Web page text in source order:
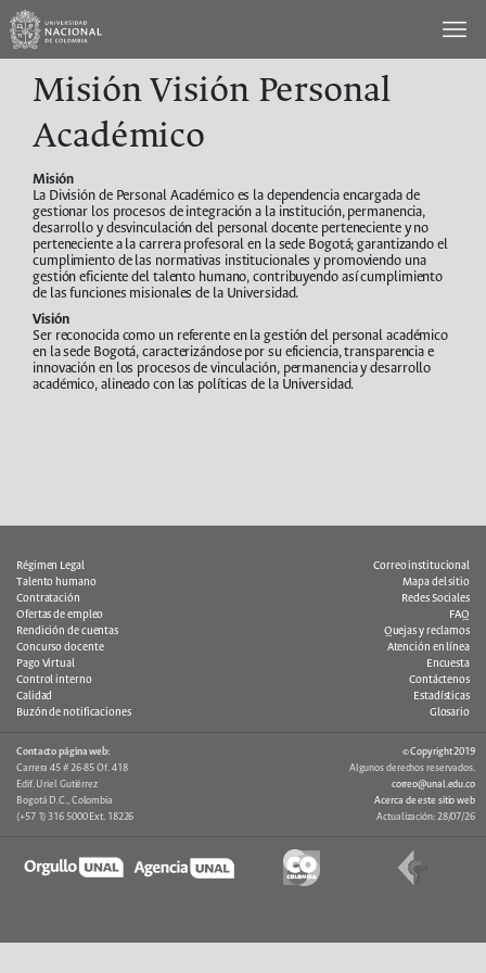
Saltar
contenido
Misión Visión Personal
Académico
Misión
La División de Personal Académico es la dependencia encargada de
gestionar los procesos de integración a la institución, permanencia,
desarrollo y desvinculación del personal docente perteneciente y no
perteneciente a la carrera profesoral en la sede Bogotá; garantizando el
cumplimiento de las normativas institucionales y promoviendo una
gestión eficiente del talento humano, contribuyendo así cumplimiento
de las funciones misionales de la Universidad.
Visión
Ser reconocida como un referente en la gestión del personal académico
en la sede Bogotá, caracterizándose por su eficiencia, transparencia e
innovación en los procesos de vinculación, permanencia y desarrollo
académico, alineado con las políticas de la Universidad.
Régimen Legal
Talento humano
Contratación
Ofertas de empleo
Rendición de cuentas
Concurso docente
Pago Virtual
Control interno
Calidad
Buzón de notificaciones
Correo institucional
Mapa del sitio
Redes Sociales
FAQ
Quejas y reclamos
Atención en línea
Encuesta
Contáctenos
Estadísticas
Glosario
Contacto página web:
Carrera 45 # 26-85 Of. 418
Edif. Uriel Gutiérrez
Bogotá D.C., Colombia
(+57 1) 316 5000 Ext. 18226
© Copyright 2019
Algunos derechos reservados.
correo@unal.edu.co
Acerca de este sitio web
Actualización: 28/07/26